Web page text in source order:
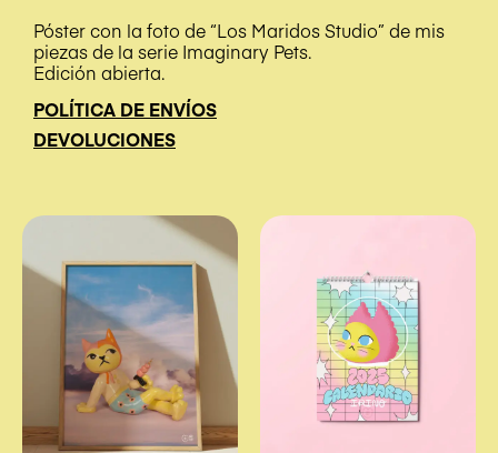
Póster con la foto de “Los Maridos Studio” de mis
piezas de la serie Imaginary Pets.
Edición abierta.
POLÍTICA DE ENVÍOS
DEVOLUCIONES